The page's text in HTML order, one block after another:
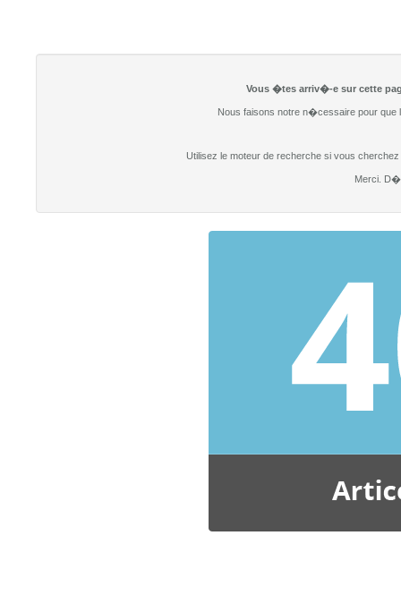
Vous �tes arriv�-e sur cette
Nous faisons notre n�cessaire pour que
Utilisez le moteur de recherche si vous
Merci.